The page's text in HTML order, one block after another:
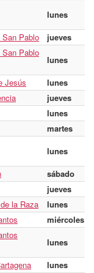
lunes
Pablo
jueves
Pablo
lunes
Jesús
lunes
jueves
lunes
martes
lunes
sábado
jueves
la Raza
lunes
miércoles
lunes
lunes